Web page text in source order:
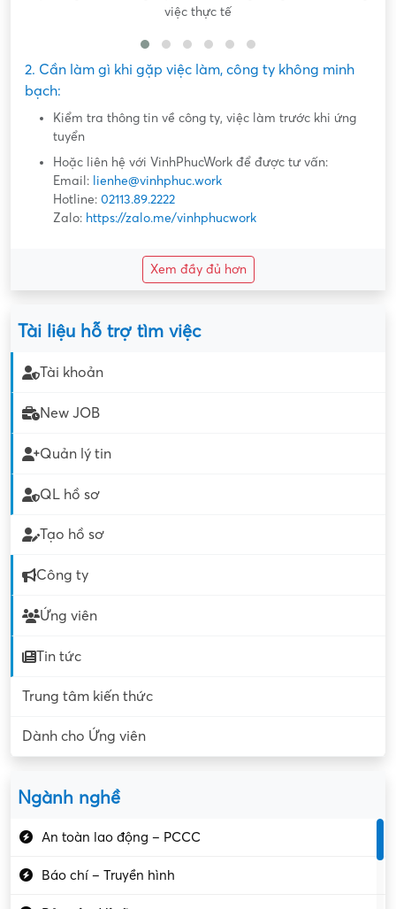
việc thực tế
2. Cần làm gì khi gặp việc làm, công ty không minh
bạch:
Kiểm tra thông tin về công ty, việc làm trước khi ứng
tuyển
Hoặc liên hệ với VinhPhucWork để được tư vấn:
Email: lienhe@vinhphuc.work
Hotline: 02113.89.2222
Zalo: https://zalo.me/vinhphucwork
Xem đầy đủ hơn
Tài liệu hỗ trợ tìm việc
Tài khoản
New JOB
Quản lý tin
QL hồ sơ
Tạo hồ sơ
Công ty
Ứng viên
Tin tức
Trung tâm kiến thức
Dành cho Ứng viên
Ngành nghề
An toàn lao động – PCCC
Báo chí – Truyền hình